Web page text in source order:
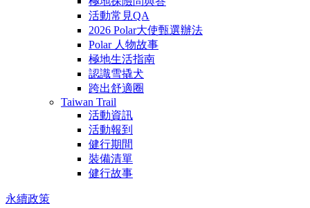
活動常見QA
2026 Polar大使甄選辦法
Polar 人物故事
極地生活指南
認識雪撬犬
跨出舒適圈
Taiwan Trail
活動資訊
活動報到
健行期間
裝備清單
健行故事
永續政策